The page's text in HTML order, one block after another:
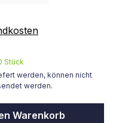
Stück
werden, können nicht
werden.
Warenkorb